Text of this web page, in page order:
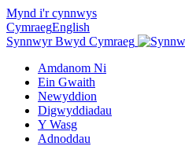
Mynd i'r cynnwys
CymraegEnglish
Synnwyr Bwyd Cymraeg
Amdanom Ni
Ein Gwaith
Newyddion
Digwyddiadau
Y Wasg
Adnoddau